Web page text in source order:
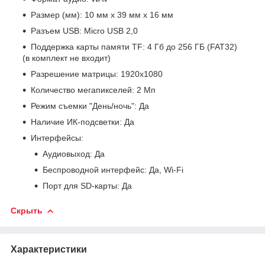
Размер (мм): 10 мм x 39 мм x 16 мм
Разъем USB: Micro USB 2,0
Поддержка карты памяти TF: 4 Гб до 256 ГБ (FAT32)
(в комплект не входит)
Разрешение матрицы: 1920x1080
Количество мегапикселей: 2 Мп
Режим съемки "День/ночь": Да
Наличие ИК-подсветки: Да
Интерфейсы:
Аудиовыход: Да
Беспроводной интерфейс: Да, Wi-Fi
Порт для SD-карты: Да
Скрыть
Характеристики